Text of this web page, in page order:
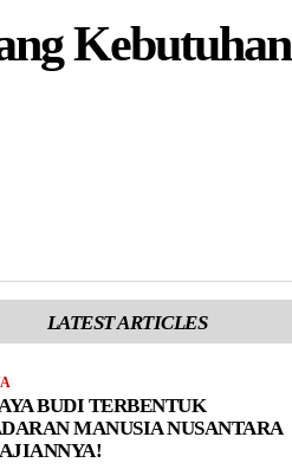
Kebutuhan
LATEST ARTICLES
BUDI TERBENTUK
MANUSIA NUSANTARA